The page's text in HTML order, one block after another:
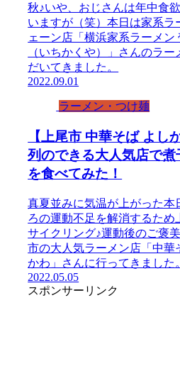
秋♪いや、おじさんは年中食
いますが（笑）本日は家系ラ
ェーン店「横浜家系ラーメン
（いちかくや）」さんのラー
だいてきました。
2022.09.01
ラーメン・つけ麺
【上尾市 中華そば よし
列のできる大人気店で煮
を食べてみた！
真夏並みに気温が上がった本
ろの運動不足を解消するため
サイクリング♪運動後のご褒
市の大人気ラーメン店「中華
かわ」さんに行ってきました。
2022.05.05
スポンサーリンク